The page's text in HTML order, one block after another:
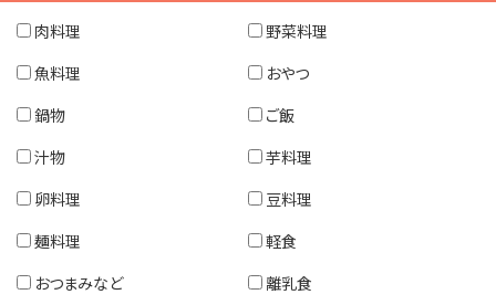
肉料理
野菜料理
魚料理
おやつ
鍋物
ご飯
汁物
芋料理
卵料理
豆料理
麺料理
軽食
おつまみなど
離乳食